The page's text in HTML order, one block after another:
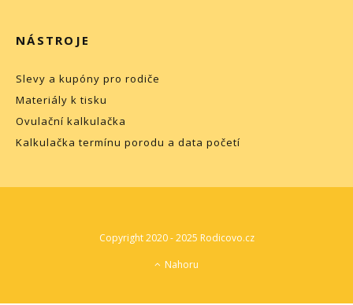
NÁSTROJE
Slevy a kupóny pro rodiče
Materiály k tisku
Ovulační kalkulačka
Kalkulačka termínu porodu a data početí
Copyright 2020 - 2025 Rodicovo.cz
Nahoru